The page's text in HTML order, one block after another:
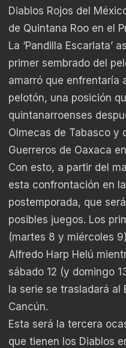
Diablos Rojos del
de Quintana Roo en el
La ‘Pandilla Escarlata’
primer sembrado del
amarró que enfrentaría
pelotón, una posición
quintanarroenses
Olmecas de Tabasco y
Guerreros de Oaxaca
Con esto, a partir del
esta confrontación en
postemporada, que
posibles juegos. Los
(martes 8 y miércoles
Alfredo Harp Helú
sábado 12 (y domingo
la serie se trasladará al
Cancún.
Esta será la tercera
que tienen los Diablos